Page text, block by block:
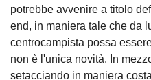
potrebbe avvenire a titolo
end, in maniera tale che da
centrocampista possa
non è l'unica novità. In
setacciando in maniera